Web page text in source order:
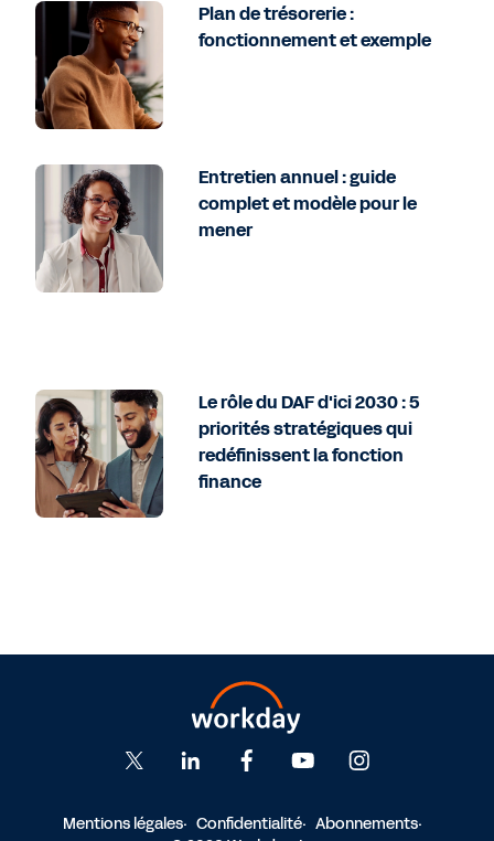
Plan de trésorerie :
fonctionnement et exemple
Entretien annuel : guide
complet et modèle pour le
mener
Le rôle du DAF d'ici 2030 : 5
priorités stratégiques qui
redéfinissent la fonction
finance
Mentions légales Confidentialité
Abonnements